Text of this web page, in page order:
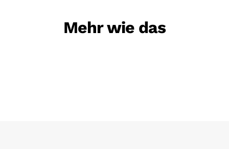
Mehr wie das